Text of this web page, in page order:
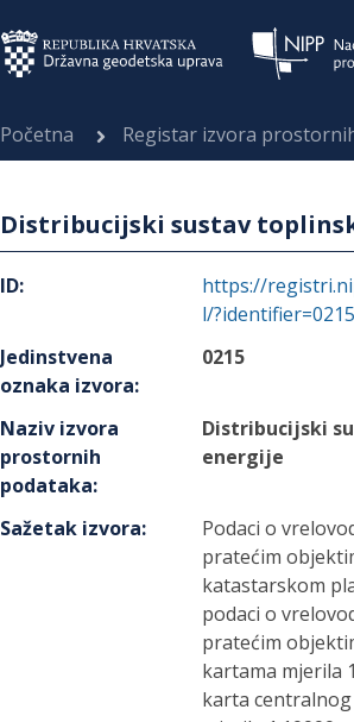
Početna Registar izvora
Distribucijski sustav
ID:
https://
l/?identifier=0215
Jedinstvena
oznaka izvora:
0215
Naziv izvora
prostornih
podataka:
Distribucijski
energije
Sažetak izvora:
Podaci o
pratećim
katastarskom
podaci o
pratećim
kartama mjerila
karta